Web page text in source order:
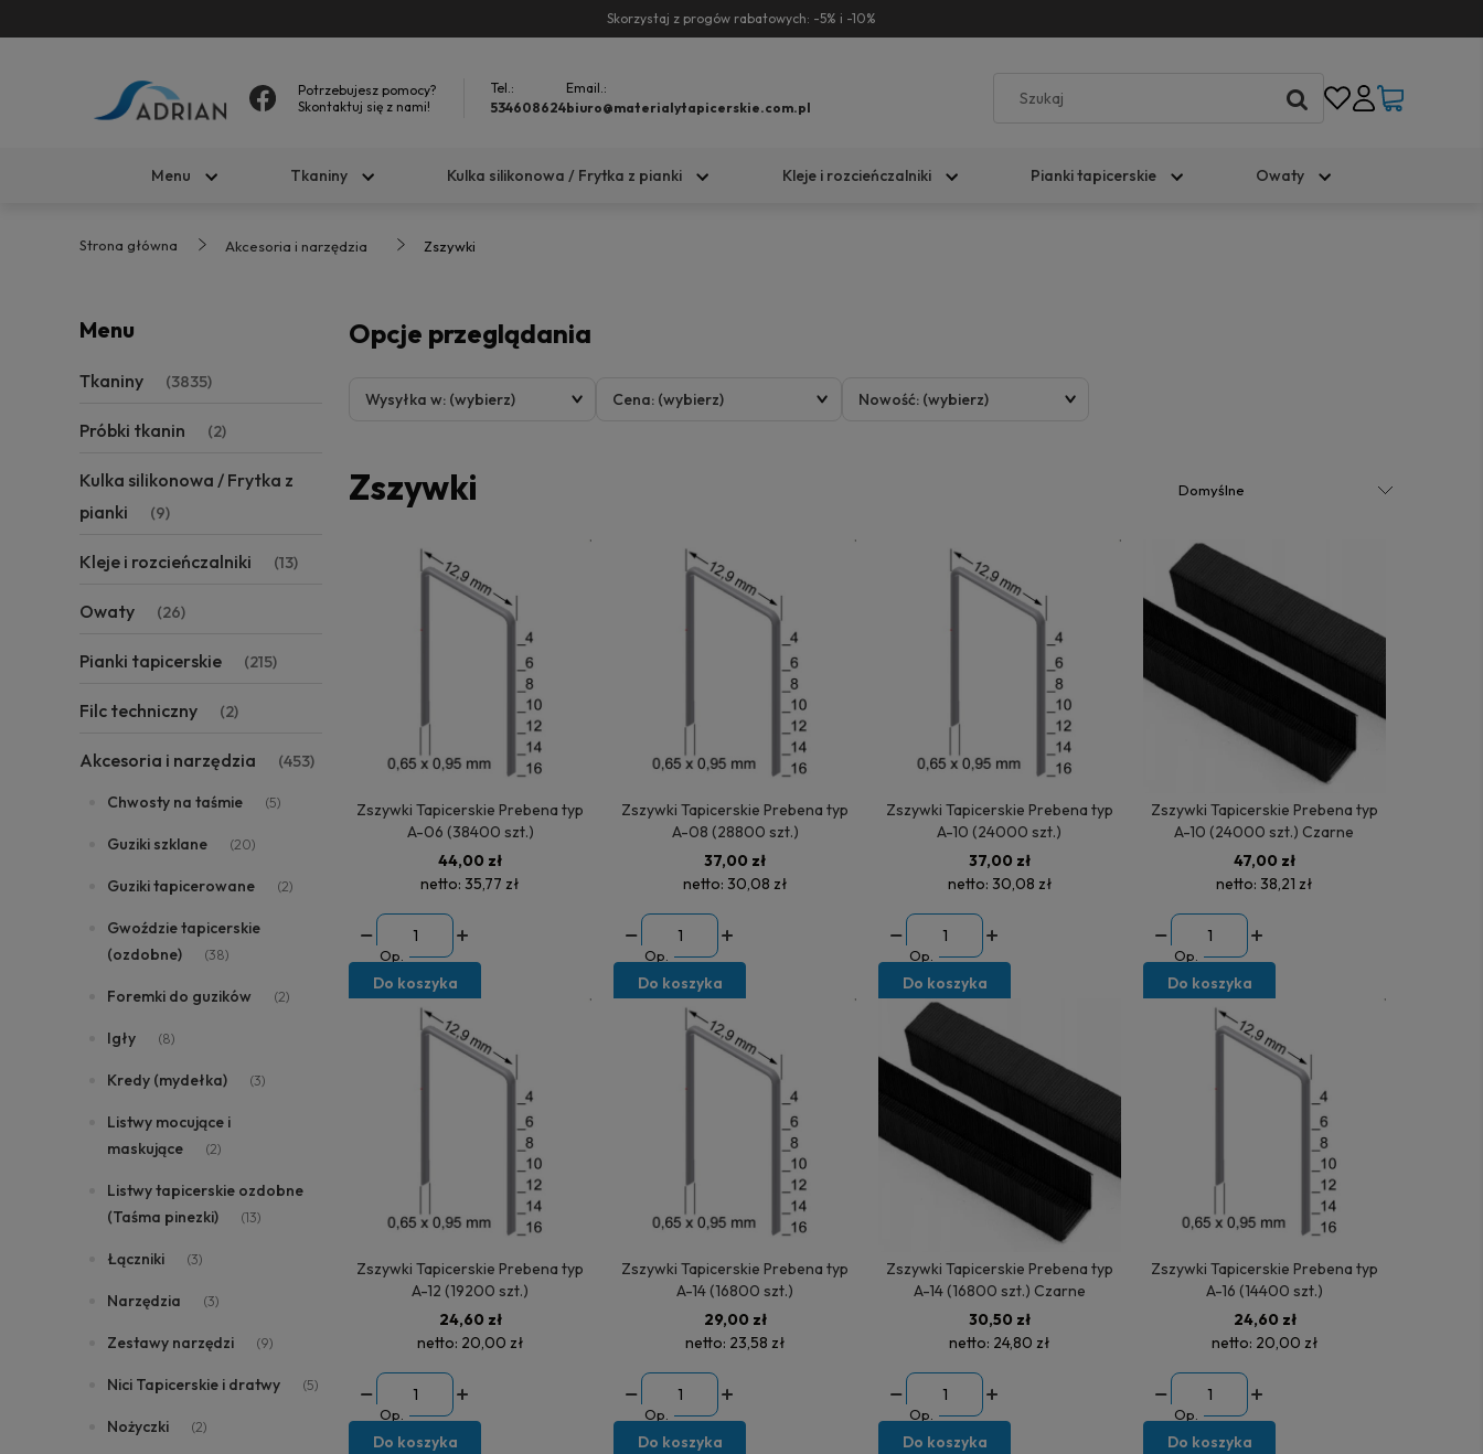
Skorzystaj z progów rabatowych: -5% i -10%
Potrzebujesz pomocy?
Skontaktuj się z nami!
Tel.:
534608624
Email.:
biuro@materialytapicerskie.com.pl
Menu Tkaniny Kulka silikonowa / Frytka z pianki Kleje i rozcieńczalniki Pianki tapicerskie Owaty
Strona główna Akcesoria i narzędzia Zszywki
Menu
Tkaniny (3835)
Próbki tkanin (2)
Kulka silikonowa / Frytka z
pianki
(9)
Kleje i rozcieńczalniki (13)
Owaty (26)
Pianki tapicerskie (215)
Filc techniczny (2)
Akcesoria i narzędzia (453)
Chwosty na taśmie (5)
Guziki szklane (20)
Guziki tapicerowane (2)
Gwoździe tapicerskie
(ozdobne)
(38)
Foremki do guzików (2)
Igły (8)
Kredy (mydełka) (3)
Listwy mocujące i
maskujące
(2)
Listwy tapicerskie ozdobne
(Taśma pinezki)
(13)
Łączniki (3)
Narzędzia (3)
Zestawy narzędzi (9)
Nici Tapicerskie i dratwy (5)
Nożyczki (2)
Opcje przeglądania
Wysyłka w: (wybierz) Cena: (wybierz) Nowość: (wybierz)
Zszywki
Zszywki Tapicerskie Prebena typ
A-06 (38400 szt.)
44,00 zł
netto: 35,77 zł
Op.
Do koszyka
Zszywki Tapicerskie Prebena typ
A-08 (28800 szt.)
37,00 zł
netto: 30,08 zł
Op.
Do koszyka
Zszywki Tapicerskie Prebena typ
A-10 (24000 szt.)
37,00 zł
netto: 30,08 zł
Op.
Do koszyka
Zszywki Tapicerskie Prebena typ
A-10 (24000 szt.) Czarne
47,00 zł
netto: 38,21 zł
Op.
Do koszyka
Zszywki Tapicerskie Prebena typ
A-12 (19200 szt.)
24,60 zł
netto: 20,00 zł
Op.
Do koszyka
Zszywki Tapicerskie Prebena typ
A-14 (16800 szt.)
29,00 zł
netto: 23,58 zł
Op.
Do koszyka
Zszywki Tapicerskie Prebena typ
A-14 (16800 szt.) Czarne
30,50 zł
netto: 24,80 zł
Op.
Do koszyka
Zszywki Tapicerskie Prebena typ
A-16 (14400 szt.)
24,60 zł
netto: 20,00 zł
Op.
Do koszyka